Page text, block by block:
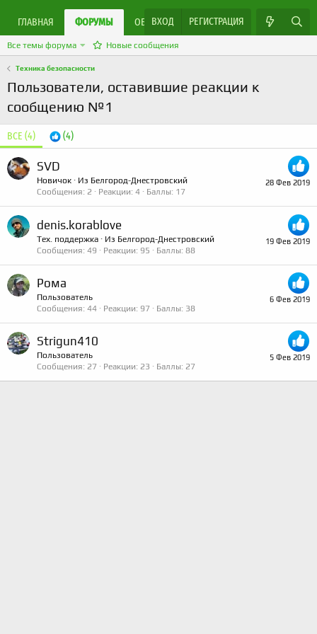
ГЛАВНАЯ ФОРУМЫ ОБЪЯВЛЕНИЯ ЯРМАРКА МАСТЕРОВ
ВХОД РЕГИСТРАЦИЯ
Все темы форума Новые сообщения
Техника безопасности
Пользователи, оставившие реакции к
сообщению №1
ВСЕ (4) (4)
28 Фев 2019
SVD
Новичок · Из Белгород-Днестровский
Сообщения 2 Реакции 4 Баллы 17
19 Фев 2019
denis.korablove
Тех. поддержка · Из Белгород-Днестровский
Сообщения 49 Реакции 95 Баллы 88
6 Фев 2019
Рома
Пользователь
Сообщения 44 Реакции 97 Баллы 38
5 Фев 2019
Strigun410
Пользователь
Сообщения 27 Реакции 23 Баллы 27